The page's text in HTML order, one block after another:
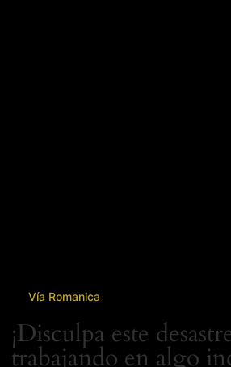
Vía Romanica
¡Disculpa este
trabajando en algo